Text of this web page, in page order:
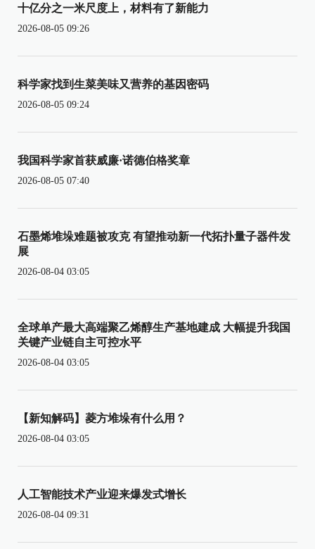
十亿分之一米尺度上，材料有了新能力
2026-08-05 09:26
科学家找到生菜美味又营养的基因密码
2026-08-05 09:24
我国科学家首获威廉·诺德伯格奖章
2026-08-05 07:40
石墨烯堆垛难题被攻克 有望推动新一代拓扑量子器件发
展
2026-08-04 03:05
全球单产最大高端聚乙烯醇生产基地建成 大幅提升我国
关键产业链自主可控水平
2026-08-04 03:05
【新知解码】菱方堆垛有什么用？
2026-08-04 03:05
人工智能技术产业迎来爆发式增长
2026-08-04 09:31